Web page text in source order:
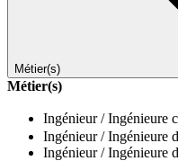
Métier(s)
Métier(s)
Ingénieur / Ingénieure
Ingénieur / Ingénieure
Ingénieur / Ingénieure